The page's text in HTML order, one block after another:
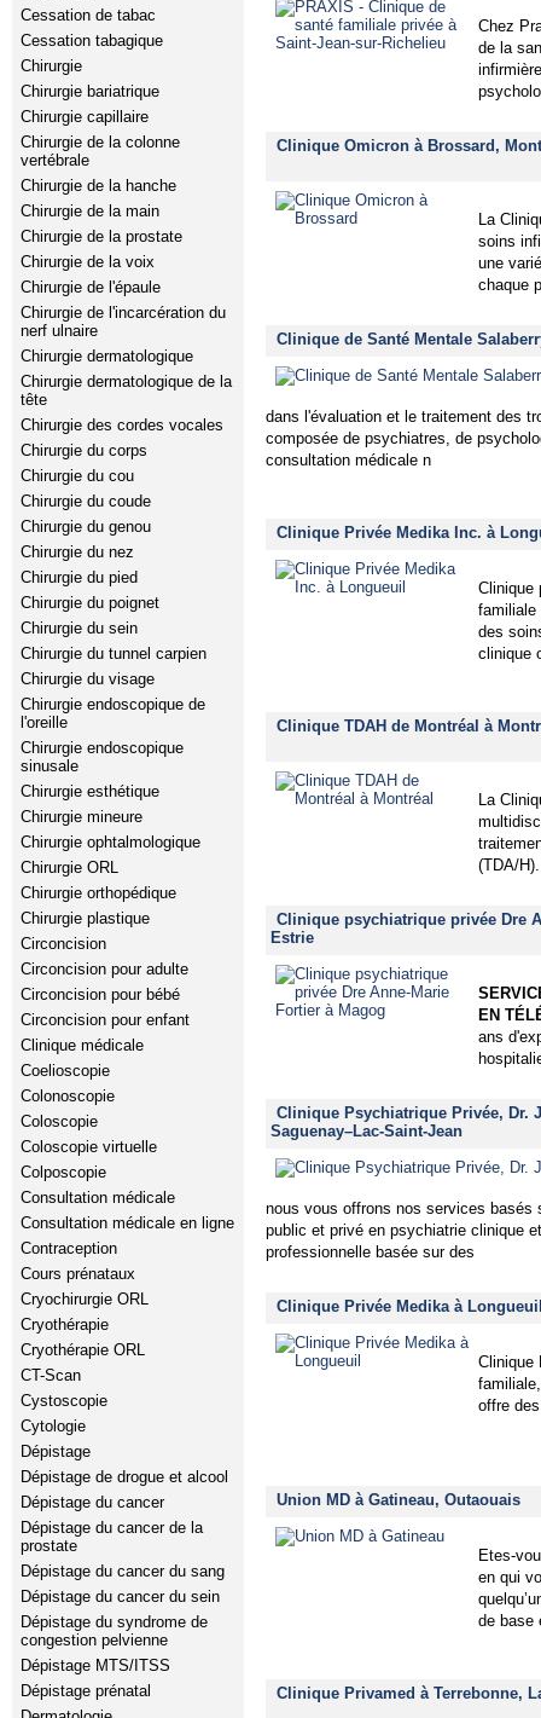
Cessation de tabac
Cessation tabagique
Chirurgie
Chirurgie bariatrique
Chirurgie capillaire
Chirurgie de la colonne
vertébrale
Chirurgie de la hanche
Chirurgie de la main
Chirurgie de la prostate
Chirurgie de la voix
Chirurgie de l'épaule
Chirurgie de l'incarcération du
nerf ulnaire
Chirurgie dermatologique
Chirurgie dermatologique de la
tête
Chirurgie des cordes vocales
Chirurgie du corps
Chirurgie du cou
Chirurgie du coude
Chirurgie du genou
Chirurgie du nez
Chirurgie du pied
Chirurgie du poignet
Chirurgie du sein
Chirurgie du tunnel carpien
Chirurgie du visage
Chirurgie endoscopique de
l'oreille
Chirurgie endoscopique
sinusale
Chirurgie esthétique
Chirurgie mineure
Chirurgie ophtalmologique
Chirurgie ORL
Chirurgie orthopédique
Chirurgie plastique
Circoncision
Circoncision pour adulte
Circoncision pour bébé
Circoncision pour enfant
Clinique médicale
Coelioscopie
Colonoscopie
Coloscopie
Coloscopie virtuelle
Colposcopie
Consultation médicale
Consultation médicale en ligne
Contraception
Cours prénataux
Cryochirurgie ORL
Cryothérapie
Cryothérapie ORL
CT-Scan
Cystoscopie
Cytologie
Dépistage
Dépistage de drogue et alcool
Dépistage du cancer
Dépistage du cancer de la
prostate
Dépistage du cancer du sang
Dépistage du cancer du sein
Dépistage du syndrome de
congestion pelvienne
Dépistage MTS/ITSS
Dépistage prénatal
Chez
de la
Clinique Omicron à Brossard,
La
soins
une
chaque
Clinique de Santé Mentale
dans l'évaluation et le traitement des
composée de psychiatres, de
consultation médicale n
Clinique Privée Medika Inc. à
Clinique
familiale
des
clinique
Clinique TDAH de Montréal à
La
(TDA/H).
Clinique psychiatrique privée Dre
Estrie
EN
ans
Clinique Psychiatrique Privée, Dr.
Saguenay–Lac-Saint-Jean
nous vous offrons nos services basés
public et privé en psychiatrie clinique
professionnelle basée sur des
Clinique Privée Medika à
Clinique
offre
Union MD à Gatineau, Outaouais
Etes-
en qui
de base
Clinique Privamed à Terrebonne,